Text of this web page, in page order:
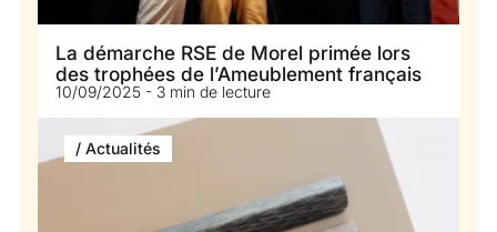
La démarche RSE de Morel primée lors
des trophées de l’Ameublement français
10/09/2025 - 3 min de lecture
/ Actualités